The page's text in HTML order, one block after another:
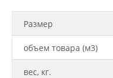
Размер
объем товара (м3)
вес, кг.